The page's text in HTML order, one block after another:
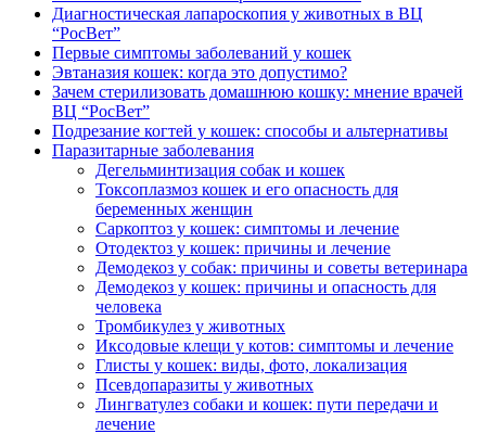
Диагностическая лапароскопия у животных в ВЦ
“РосВет”
Первые симптомы заболеваний у кошек
Эвтаназия кошек: когда это допустимо?
Зачем стерилизовать домашнюю кошку: мнение врачей
ВЦ “РосВет”
Подрезание когтей у кошек: способы и альтернативы
Паразитарные заболевания
Дегельминтизация собак и кошек
Токсоплазмоз кошек и его опасность для
беременных женщин
Саркоптоз у кошек: симптомы и лечение
Отодектоз у кошек: причины и лечение
Демодекоз у собак: причины и советы ветеринара
Демодекоз у кошек: причины и опасность для
человека
Тромбикулез у животных
Иксодовые клещи у котов: симптомы и лечение
Глисты у кошек: виды, фото, локализация
Псевдопаразиты у животных
Лингватулез собаки и кошек: пути передачи и
лечение